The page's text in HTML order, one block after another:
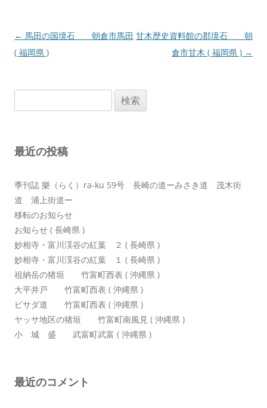
投
稿
ョ
← 馬田の国境石 朝倉市馬田
( 福岡県 )
甘木歴史資料館の郡境石 朝
倉市甘木 ( 福岡県 ) →
索:
最近の投稿
季刊誌 樂（らく）ra-ku 59号 長崎の道ーみさき道 茂木街
道 浦上街道ー
移転のお知らせ
お知らせ ( 長崎県 )
妙相寺・富川渓谷の紅葉 ２ ( 長崎県 )
妙相寺・富川渓谷の紅葉 １ ( 長崎県 )
祖納岳の猪垣 竹富町西表 ( 沖縄県 )
大平井戸 竹富町西表 ( 沖縄県 )
ピサダ道 竹富町西表 ( 沖縄県 )
ヤッサ地区の猪垣 竹富町南風見 ( 沖縄県 )
小 城 盛 武富町武富 ( 沖縄県 )
最近のコメント